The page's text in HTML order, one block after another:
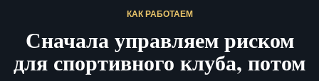
КАК РАБОТАЕМ
Сначала управляем риском
для спортивного клуба, потом